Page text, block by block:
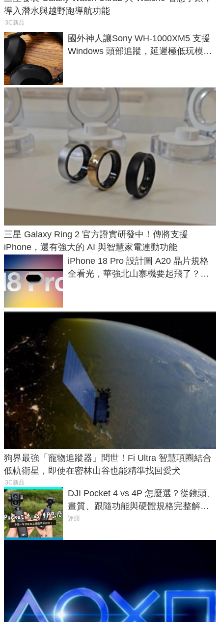
導入潛水與越野跑導航功能
3C新品
國外神人讓Sony WH-1000XM5 支援
Windows 頭部追蹤，延遲極低玩模擬
三星 Galaxy Ring 2 官方證實研發中！傳將支援
iPhone，還有強大的 AI 與智慧家電連動功能
iPhone 18 Pro 設計圖 A20 晶片規格
全看光，華強北山寨機要起飛了？專
狗界最強「寵物追蹤器」問世！Fi Ultra 智慧項圈結合
低軌衛星，即使在密林山谷也能精準找回愛犬
3C新品
DJI Pocket 4 vs 4P 怎麼選？從鏡頭、
畫質、跟隨功能與硬體規格完整解
析，一次看懂兩台差異
評測